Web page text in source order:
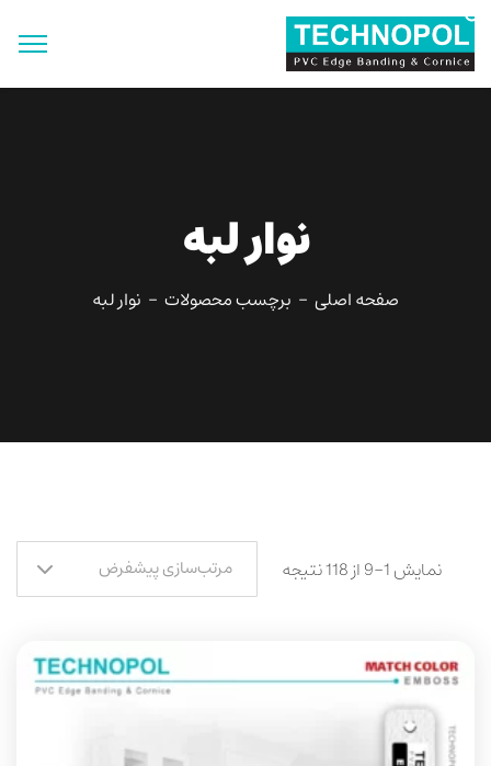
جستجو
برای:
دکمه جستجو
نوار لبه
صفحه اصلی برچسب محصولات نوار لبه
نمایش 1–9 از 118 نتیجه مرتب‌سازی پیشفرض